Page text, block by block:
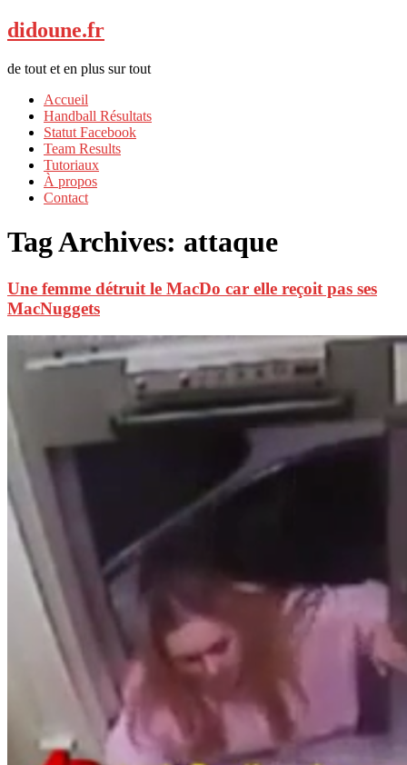
didoune.fr
de tout et en plus sur tout
Accueil
Handball Résultats
Statut Facebook
Team Results
Tutoriaux
À propos
Contact
Tag Archives: attaque
Une femme détruit le MacDo car elle reçoit pas ses
MacNuggets